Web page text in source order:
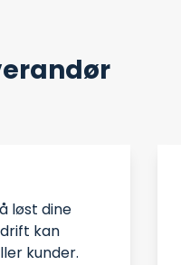
løst dine
kan
kunder.